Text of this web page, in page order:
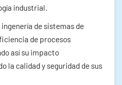
industrial.
de sistemas de
de procesos
así su impacto
la calidad y seguridad de sus